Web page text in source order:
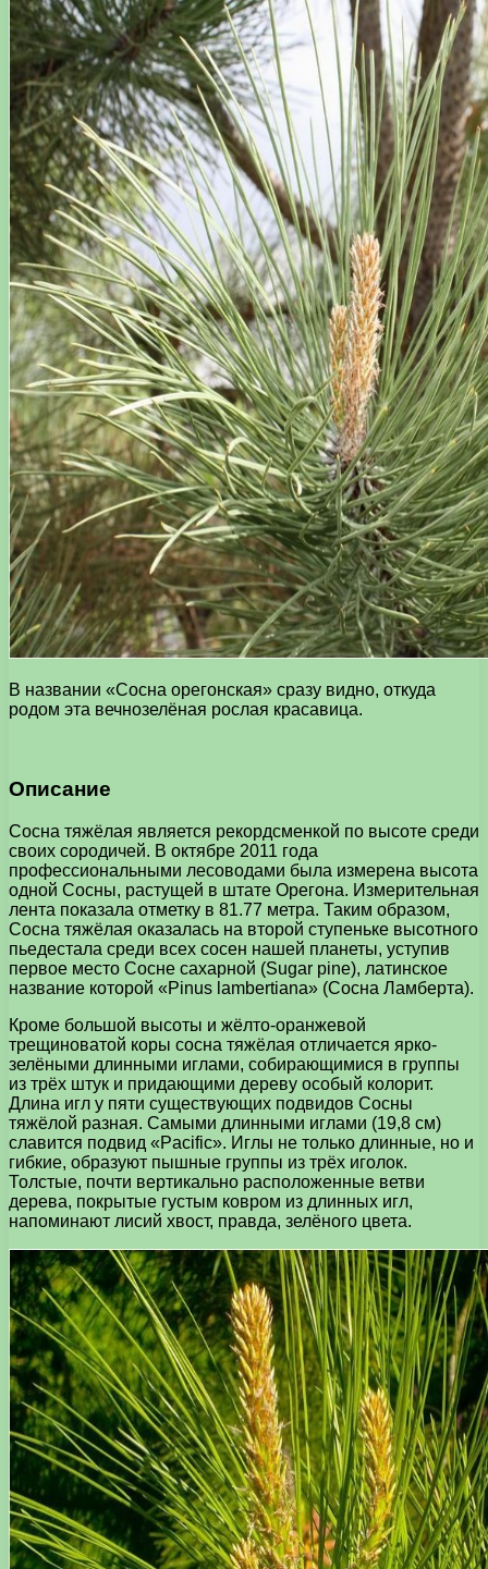
В названии «Сосна орегонская» сразу видно, откуда
родом эта вечнозелёная рослая красавица.
Описание
Сосна тяжёлая является рекордсменкой по высоте среди
своих сородичей. В октябре 2011 года
профессиональными лесоводами была измерена высота
одной Сосны, растущей в штате Орегона. Измерительная
лента показала отметку в 81.77 метра. Таким образом,
Сосна тяжёлая оказалась на второй ступеньке высотного
пьедестала среди всех сосен нашей планеты, уступив
первое место Сосне сахарной (Sugar pine), латинское
название которой «Pinus lambertiana» (Сосна Ламберта).
Кроме большой высоты и жёлто-оранжевой
трещиноватой коры сосна тяжёлая отличается ярко-
зелёными длинными иглами, собирающимися в группы
из трёх штук и придающими дереву особый колорит.
Длина игл у пяти существующих подвидов Сосны
тяжёлой разная. Самыми длинными иглами (19,8 см)
славится подвид «Pacific». Иглы не только длинные, но и
гибкие, образуют пышные группы из трёх иголок.
Толстые, почти вертикально расположенные ветви
дерева, покрытые густым ковром из длинных игл,
напоминают лисий хвост, правда, зелёного цвета.